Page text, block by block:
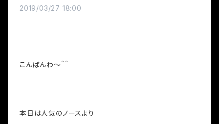
2019/03/27 18:00
こんばんわ～＾＾
本日は人気のノースより